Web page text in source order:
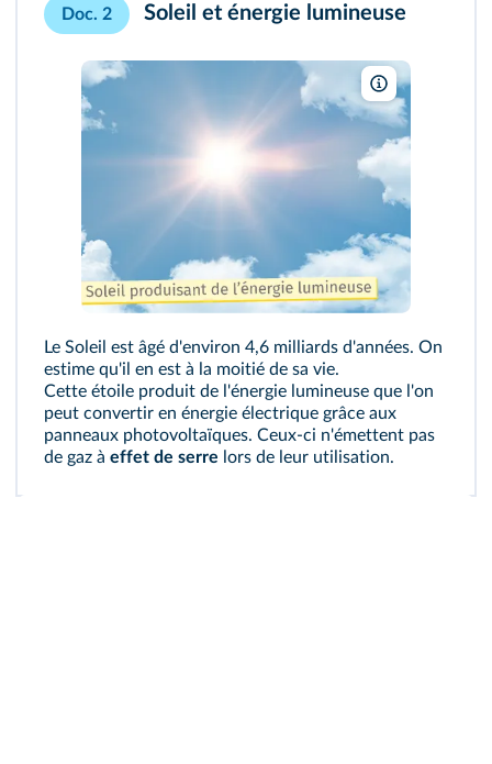
Doc. 2 Soleil et énergie lumineuse
Gergitek Gergi
Le Soleil est âgé d'environ 4,6 milliards d'années. On
estime qu'il en est à la moitié de sa vie.
Cette étoile produit de l'énergie lumineuse que l'on
peut convertir en énergie électrique grâce aux
panneaux photovoltaïques. Ceux-ci n'émettent pas
de gaz à effet de serre lors de leur utilisation.